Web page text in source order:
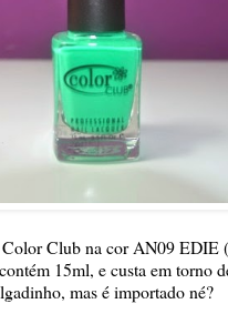
Club na cor AN09 EDIE
15ml, e custa em torno
mas é importado né?